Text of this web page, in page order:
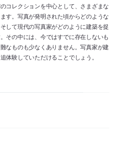
コレクションを中心として、さまざまな
す。写真が発明された頃からどのような
して現代の写真家がどのように建築を捉
その中には、今ではすでに存在しないも
なものも少なくありません。写真家が建
体験していただけることでしょう。